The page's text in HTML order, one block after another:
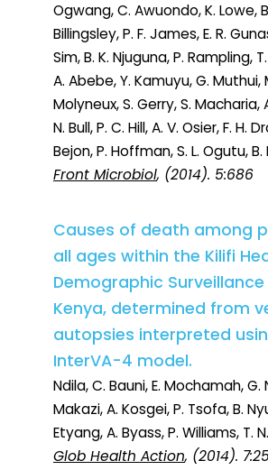
Ogwang, C. Awuondo, K. Lowe,
Billingsley, P. F. James, E. R.
Sim, B. K. Njuguna, P. Rampling,
A. Abebe, Y. Kamuyu, G. Muthui,
Molyneux, S. Gerry, S. Macharia,
N. Bull, P. C. Hill, A. V. Osier, F. H.
Bejon, P. Hoffman, S. L. Ogutu, B.
Front Microbiol, (2014). 5:686
Causes of death among
all ages within the Kilifi
Demographic
Kenya, determined from
autopsies interpreted
InterVA-4 model.
Ndila, C. Bauni, E. Mochamah, G.
Makazi, A. Kosgei, P. Tsofa, B.
Etyang, A. Byass, P. Williams, T. N.
Glob Health Action, (2014).